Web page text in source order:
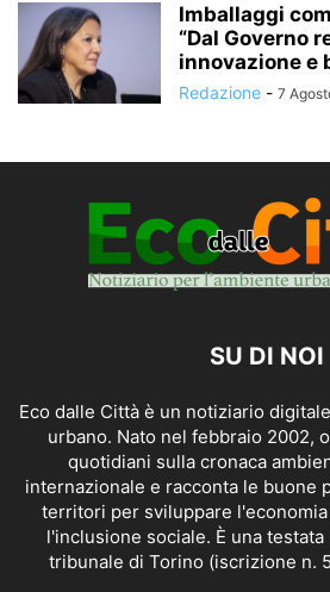
Imballaggi
“Dal Governo
innovazione e
Redazione - 7
SU DI NOI
Eco dalle Città è un notiziario
urbano. Nato nel febbraio 2002,
quotidiani sulla cronaca
internazionale e racconta le buone
territori per sviluppare
l'inclusione sociale. È una
tribunale di Torino (iscrizione n.